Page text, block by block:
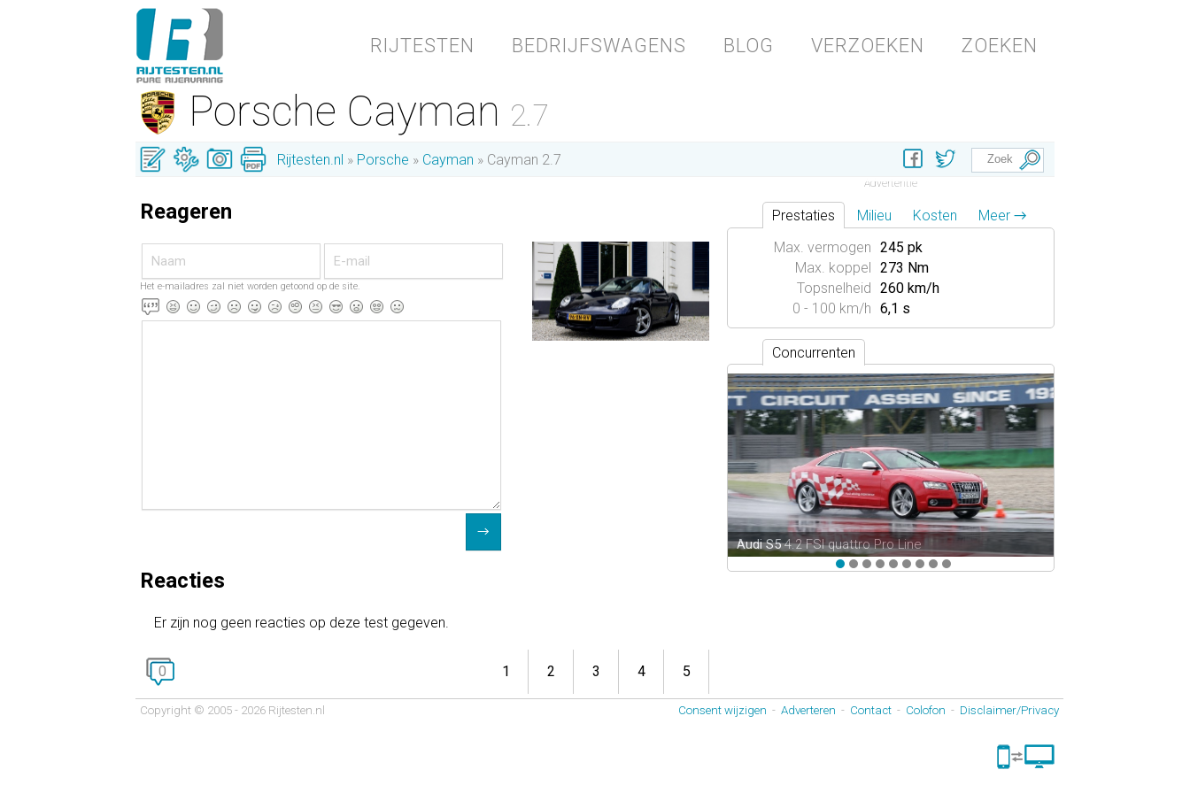
RIJTESTEN BEDRIJFSWAGENS BLOG VERZOEKEN ZOEKEN
Porsche Cayman 2.7
Rijtesten.nl Porsche Cayman Cayman 2.7
Reageren
Het e-mailadres zal niet worden getoond op de site.
Reacties
Er zijn nog geen reacties op deze test gegeven.
0 1 2 3 4 5
Prestaties Milieu Kosten
Meer →
Max. vermogen 245 pk
Max. koppel 273 Nm
Topsnelheid 260 km/h
0 - 100 km/h 6,1 s
Concurrenten
Audi S54.2 FSI quattro Pro Line
Copyright © 2005 - 2026 Rijtesten.nl Consent wijzigen - Adverteren - Contact - Colofon - Disclaimer/Privacy